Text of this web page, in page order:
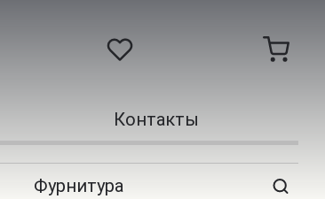
Контакты
Фурнитура